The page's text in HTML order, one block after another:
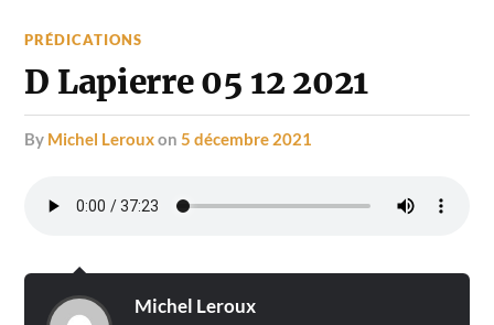
PRÉDICATIONS
D Lapierre 05 12 2021
by Michel Lerouxon5 décembre 2021
Michel Leroux